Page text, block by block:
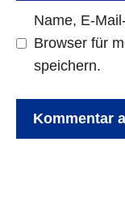
Name, E-
Browser für
speichern.